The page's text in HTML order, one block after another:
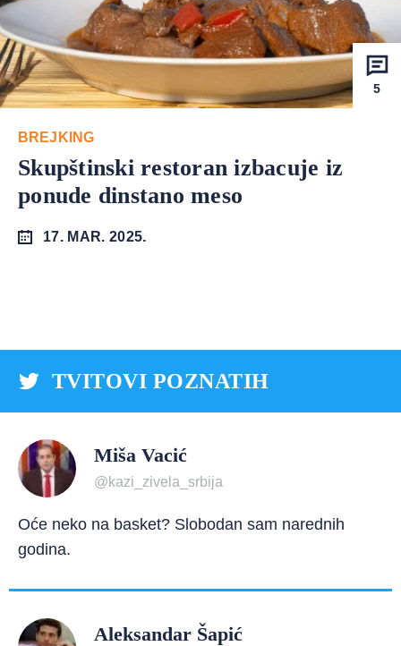
5
BREJKING
Skupštinski restoran izbacuje iz
ponude dinstano meso
17. MAR. 2025.
TVITOVI POZNATIH
Miša Vacić
@kazi_zivela_srbija
Oće neko na basket? Slobodan sam narednih
godina.
Aleksandar Šapić